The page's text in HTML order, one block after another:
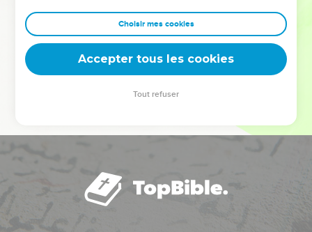
clés pour avancer avec plus de sagesse afin que leurs erreurs
deviennent vos tremplins. Que vous guidiez un ministère, une
équipe, un groupe ou une famille, leur expérience est faite
Choisir mes cookies
Accepter tous les cookies
Tout refuser